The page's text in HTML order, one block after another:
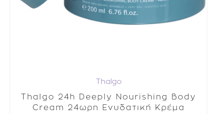
Thalgo
Thalgo 24h Deeply Nourishing Body
Cream 24ωρη Ενυδατική Κρέμα